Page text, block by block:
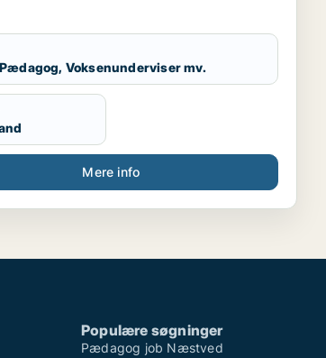
Voksenunderviser mv.
Mere info
Populære søgninger
Pædagog job Næstved